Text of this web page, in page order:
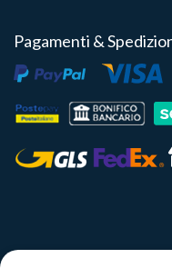
Pagamenti &